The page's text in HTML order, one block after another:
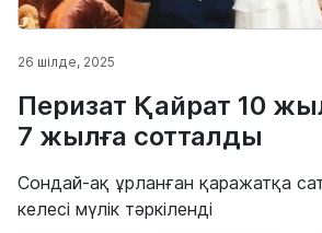
26 шілде, 2025
Перизат Қайрат 10
7 жылға сотталды
Сондай-ақ ұрланған қаражатқа
келесі мүлік тәркіленді